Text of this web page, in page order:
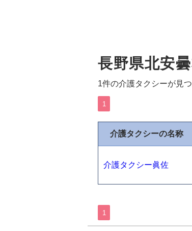
長野県北安
1件の介護タクシーが見つ
1
介護タクシーの名称
介護タクシー眞佐
1